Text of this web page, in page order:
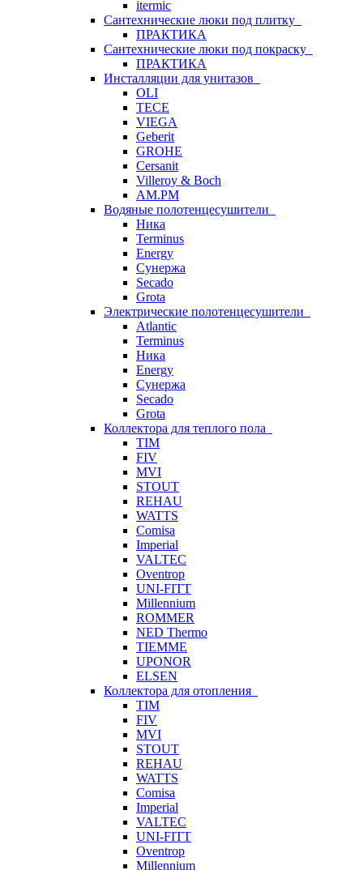
itermic
Сантехнические люки под плитку
ПРАКТИКА
Сантехнические люки под покраску
ПРАКТИКА
Инсталляции для унитазов
OLI
TECE
VIEGA
Geberit
GROHE
Cersanit
Villeroy & Boch
AM.PM
Водяные полотенцесушители
Ника
Terminus
Energy
Сунержа
Secado
Grota
Электрические полотенцесушители
Atlantic
Terminus
Ника
Energy
Сунержа
Secado
Grota
Коллектора для теплого пола
TIM
FIV
MVI
STOUT
REHAU
WATTS
Comisa
Imperial
VALTEC
Oventrop
UNI-FITT
Millennium
ROMMER
NED Thermo
TIEMME
UPONOR
ELSEN
Коллектора для отопления
TIM
FIV
MVI
STOUT
REHAU
WATTS
Comisa
Imperial
VALTEC
UNI-FITT
Oventrop
Millennium